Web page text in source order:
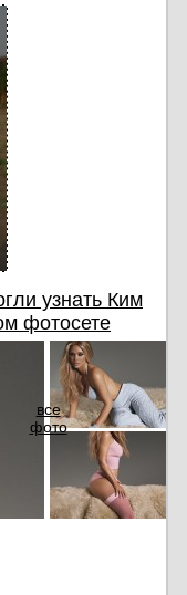
узнать Ким
фотосете
все
фото